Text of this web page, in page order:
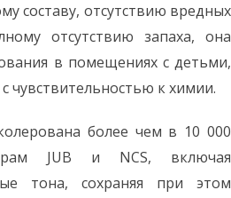
составу, отсутствию вредных
отсутствию запаха, она
в помещениях с детьми,
чувствительностью к химии.
более чем в 10 000
JUB и NCS, включая
тона, сохраняя при этом